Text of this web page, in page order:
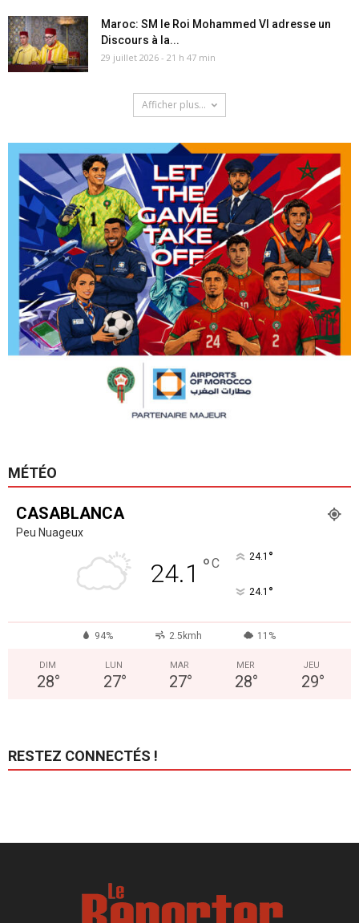
Maroc: SM le Roi Mohammed VI adresse un
Discours à la...
29 juillet 2026 - 21 h 47 min
Afficher plus...
MÉTÉO
CASABLANCA
Peu Nuageux
24.1 °C 24.1 °
24.1 °
94% 2.5kmh 11%
DIM
28°
LUN
27°
MAR
27°
MER
28°
JEU
29°
RESTEZ CONNECTÉS !